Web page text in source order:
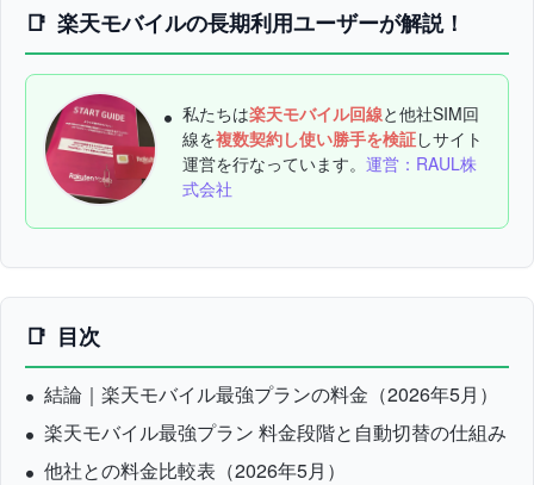
楽天モバイルの長期利用ユーザーが解説！
私たちは楽天モバイル回線と他社SIM回
線を複数契約し使い勝手を検証しサイト
運営を行なっています。 運営：RAUL株
式会社
目次
結論｜楽天モバイル最強プランの料金（2026年5月）
楽天モバイル最強プラン 料金段階と自動切替の仕組み
他社との料金比較表（2026年5月）